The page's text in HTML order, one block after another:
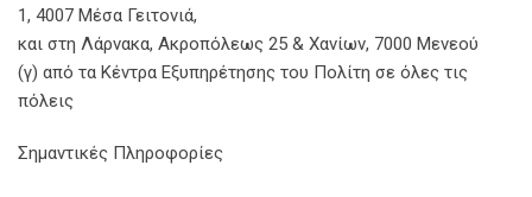
1, 4007 Μέσα Γειτονιά,
και στη Λάρνακα, Ακροπόλεως 25 & Χανίων, 7000 Μενεού
(γ) από τα Κέντρα Εξυπηρέτησης του Πολίτη σε όλες τις
πόλεις
Σημαντικές Πληροφορίες